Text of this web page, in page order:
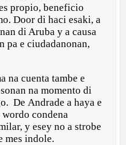
propio, beneficio
Door di haci esaki, a
di Aruba y a causa
pa e ciudadanonan,
na cuenta tambe e
na momento di
De Andrade a haya e
condena
y esey no a strobe
mes indole.